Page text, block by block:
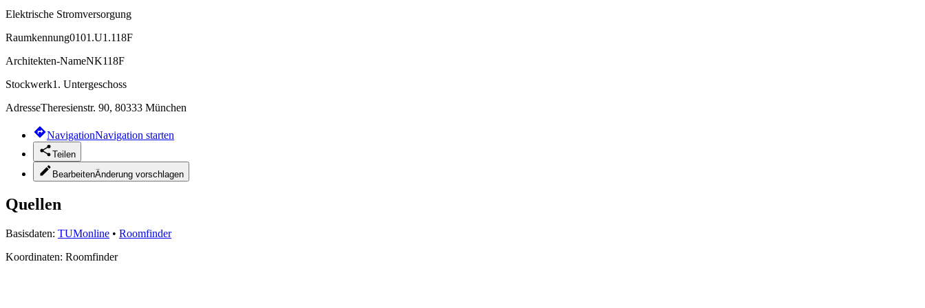
Elektrische Stromversorgung
Raumkennung0101.U1.118F
Architekten-NameNK118F
Stockwerk1. Untergeschoss
AdresseTheresienstr. 90, 80333 München
NavigationNavigation starten
Teilen
BearbeitenÄnderung vorschlagen
Quellen
Basisdaten: TUMonline • Roomfinder
Koordinaten: Roomfinder